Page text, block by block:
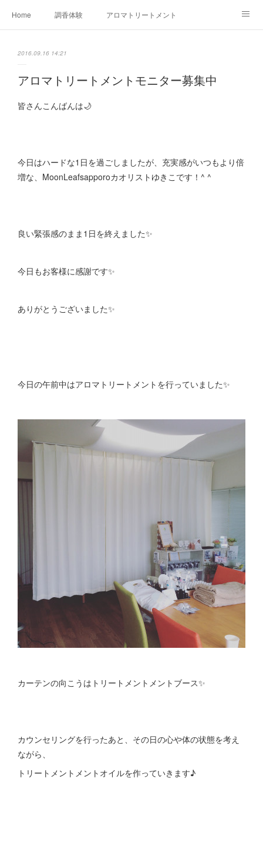
Home 調香体験 アロマトリートメントMenu
Ameblo
2016.09.16 14:21
アロマトリートメントモニター募集中
皆さんこんばんは🌙
今日はハードな1日を過ごしましたが、充実感がいつもより倍
増な、MoonLeafsapporoカオリストゆきこです！^ ^
良い緊張感のまま1日を終えました✨
今日もお客様に感謝です✨
ありがとうございました✨
今日の午前中はアロマトリートメントを行っていました✨
カーテンの向こうはトリートメントメントブース✨
カウンセリングを行ったあと、その日の心や体の状態を考え
ながら、
トリートメントメントオイルを作っていきます♪